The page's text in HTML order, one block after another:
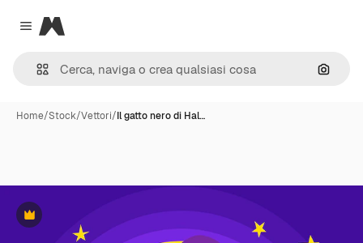
Close menu
Magnific
Cerca
Home/Stock/Vettori/Il gatto nero di Hal…
Premium